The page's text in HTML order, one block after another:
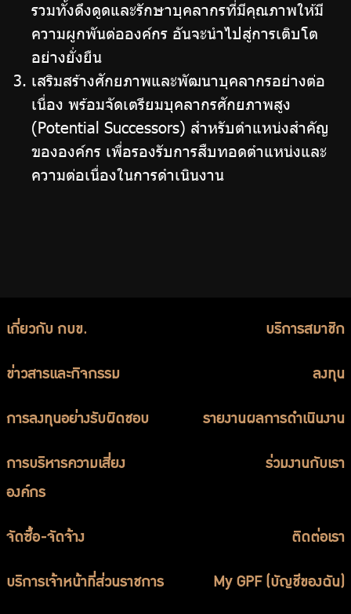
รวมทั้งดึงดูดและรักษาบุคลากรที่มีคุณภาพให้มี
ความผูกพันต่อองค์กร อันจะนำไปสู่การเติบโต
อย่างยั่งยืน
เสริมสร้างศักยภาพและพัฒนาบุคลากรอย่างต่อ
เนื่อง พร้อมจัดเตรียมบุคลากรศักยภาพสูง
(Potential Successors) สำหรับตำแหน่งสำคัญ
ขององค์กร เพื่อรองรับการสืบทอดตำแหน่งและ
ความต่อเนื่องในการดำเนินงาน
เกี่ยวกับ กบข. บริการสมาชิก
ข่าวสารและกิจกรรม ลงทุน
การลงทุนอย่างรับผิดชอบ รายงานผลการดำเนินงาน
การบริหารความเสี่ยง
องค์กร
ร่วมงานกับเรา
จัดซื้อ-จัดจ้าง ติดต่อเรา
บริการเจ้าหน้าที่ส่วนราชการ My GPF (บัญชีของฉัน)